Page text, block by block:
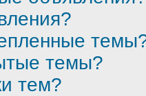
темы?
тем?